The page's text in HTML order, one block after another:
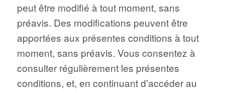
peut être modifié à tout moment, sans
préavis. Des modifications peuvent être
apportées aux présentes conditions à tout
moment, sans préavis. Vous consentez à
consulter régulièrement les présentes
conditions, et, en continuant d’accéder au